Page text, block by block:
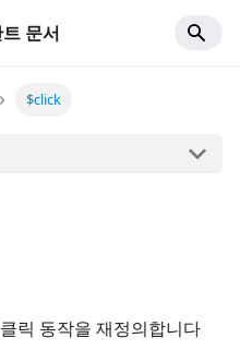
문서
$click
릭 동작을 재정의합니다